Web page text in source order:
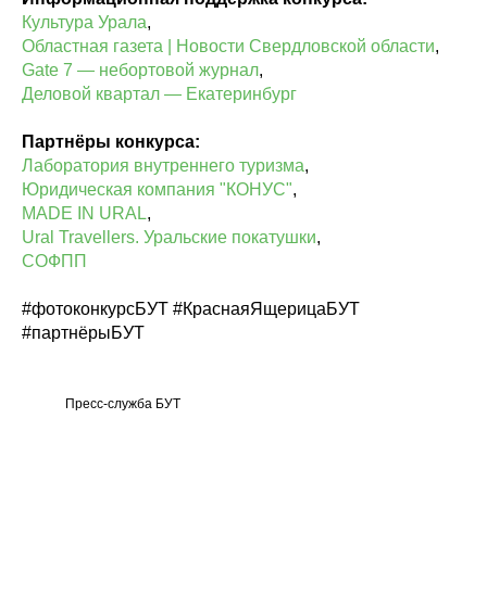
Культура Урала,
Областная газета | Новости Свердловской области,
Gate 7 — небортовой журнал,
Деловой квартал — Екатеринбург
Партнёры конкурса:
Лаборатория внутреннего туризма,
Юридическая компания "КОНУС",
MADE IN URAL,
Ural Travellers. Уральские покатушки,
СОФПП
#фотоконкурсБУТ #КраснаяЯщерицаБУТ
#партнёрыБУТ
Пресс-служба БУТ